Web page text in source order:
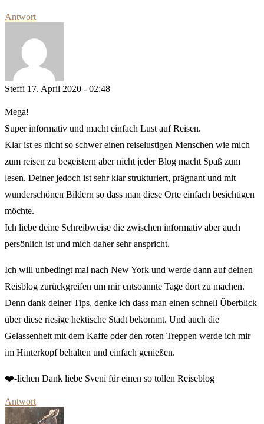
Antwort
Steffi 17. April 2020 - 02:48
Mega!
Super informativ und macht einfach Lust auf Reisen.
Klar ist es nicht so schwer einen reiselustigen Menschen wie mich
zum reisen zu begeistern aber nicht jeder Blog macht Spaß zum
lesen. Deiner jedoch ist sehr klar strukturiert, prägnant und mit
wunderschönen Bildern so dass man diese Orte einfach besichtigen
möchte.
Ich liebe deine Schreibweise die zwischen informativ aber auch
persönlich ist und mich daher sehr anspricht.
Ich will unbedingt mal nach New York und werde dann auf deinen
Reisblog zurückgreifen um mir entsoannte Tage dort zu machen.
Denn dank deiner Tips, denke ich dass man einen schnell Überblick
über diese riesige hektische Stadt bekommt. Und auch die
Gelassenheit mit dem Kaffe oder den roten Treppen werde ich mir
im Hinterkopf behalten und einfach genießen.
❤️-lichen Dank liebe Sveni für einen so tollen Reiseblog
Antwort